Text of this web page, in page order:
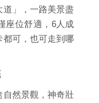
」，一路美景盡
座位舒適，6人成
可，也可走到哪
然景觀，神奇壯